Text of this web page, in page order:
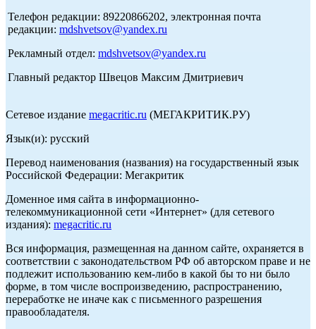
Телефон редакции: 89220866202, электронная почта
редакции: mdshvetsov@yandex.ru
Рекламный отдел: mdshvetsov@yandex.ru
Главный редактор Швецов Максим Дмитриевич
Сетевое издание megacritic.ru (МЕГАКРИТИК.РУ)
Язык(и): русский
Перевод наименования (названия) на государственный язык
Российской Федерации: Мегакритик
Доменное имя сайта в информационно-
телекоммуникационной сети «Интернет» (для сетевого
издания): megacritic.ru
Вся информация, размещенная на данном сайте, охраняется в
соответствии с законодательством РФ об авторском праве и не
подлежит использованию кем-либо в какой бы то ни было
форме, в том числе воспроизведению, распространению,
переработке не иначе как с письменного разрешения
правообладателя.